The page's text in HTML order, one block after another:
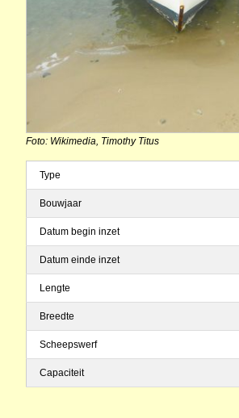
Foto: Wikimedia, Timothy Titus
Type
Bouwjaar
Datum begin inzet
Datum einde inzet
Lengte
Breedte
Scheepswerf
Capaciteit